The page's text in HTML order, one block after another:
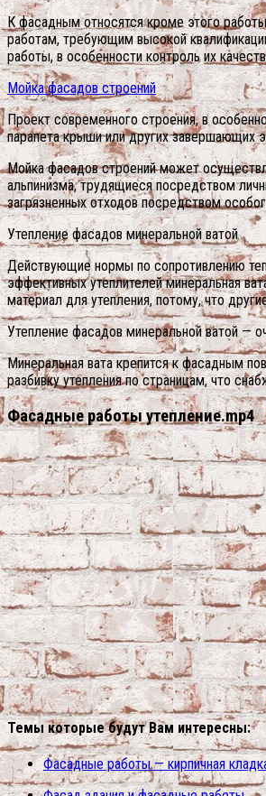
К фасадным относятся кроме этого
работам, требующим высокой
работы, в особенности контроль их
Мойка фасадов строений
Проект современного строения, в
парапета крыши или других завершающих
Мойка фасадов строений может
альпинизма, трудящиеся посредством
загрязненных отходов посредством
Утепление фасадов минеральной ватой
Действующие нормы по сопротивлению
эффективных утеплителей минеральная
материал для утепления, потому, что
Утепление фасадов минеральной ватой —
Минеральная вата крепится к фасадным
разбивку утепления по страницам, что
Фасадные работы утепление.mp4
Темы которые будут Вам интересны:
Фасадные работы — кирпичная